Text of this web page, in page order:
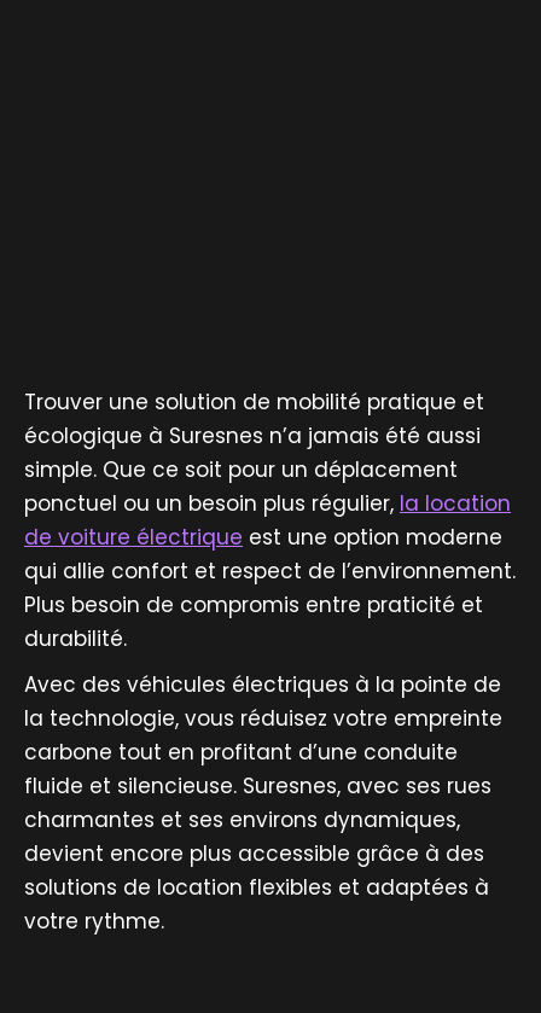
Trouver une solution de mobilité pratique et
écologique à Suresnes n’a jamais été aussi
simple. Que ce soit pour un déplacement
ponctuel ou un besoin plus régulier, la location
de voiture électrique est une option moderne
qui allie confort et respect de l’environnement.
Plus besoin de compromis entre praticité et
durabilité.
Avec des véhicules électriques à la pointe de
la technologie, vous réduisez votre empreinte
carbone tout en profitant d’une conduite
fluide et silencieuse. Suresnes, avec ses rues
charmantes et ses environs dynamiques,
devient encore plus accessible grâce à des
solutions de location flexibles et adaptées à
votre rythme.